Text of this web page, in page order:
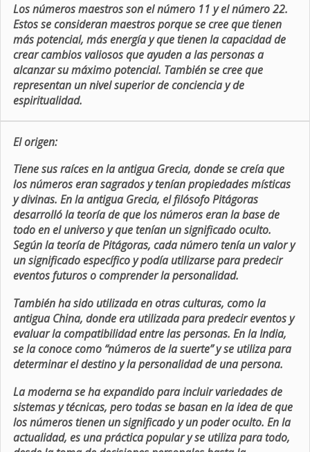
Los números maestros son el número 11 y el número 22.
Estos se consideran maestros porque se cree que tienen
más potencial, más energía y que tienen la capacidad de
crear cambios valiosos que ayuden a las personas a
alcanzar su máximo potencial. También se cree que
representan un nivel superior de conciencia y de
espiritualidad.
El origen:
Tiene sus raíces en la antigua Grecia, donde se creía que
los números eran sagrados y tenían propiedades místicas
y divinas. En la antigua Grecia, el filósofo Pitágoras
desarrolló la teoría de que los números eran la base de
todo en el universo y que tenían un significado oculto.
Según la teoría de Pitágoras, cada número tenía un valor y
un significado específico y podía utilizarse para predecir
eventos futuros o comprender la personalidad.
También ha sido utilizada en otras culturas, como la
antigua China, donde era utilizada para predecir eventos y
evaluar la compatibilidad entre las personas. En la India,
se la conoce como “números de la suerte” y se utiliza para
determinar el destino y la personalidad de una persona.
La moderna se ha expandido para incluir variedades de
sistemas y técnicas, pero todas se basan en la idea de que
los números tienen un significado y un poder oculto. En la
actualidad, es una práctica popular y se utiliza para todo,